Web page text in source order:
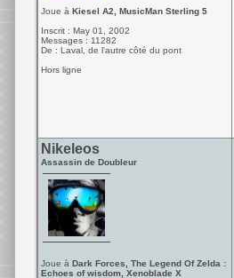
Joue à Kiesel A2, MusicMan Sterling 5
Inscrit : May 01, 2002
Messages : 11282
De : Laval, de l'autre côté du pont
Hors ligne
Nikeleos
Assassin de Doubleur
Joue à Dark Forces, The Legend Of Zelda :
Echoes of wisdom, Xenoblade X